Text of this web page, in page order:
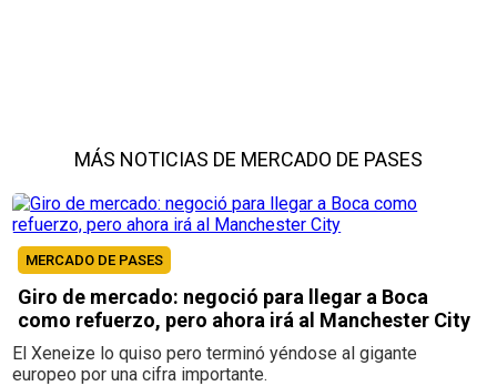
MÁS NOTICIAS DE MERCADO DE PASES
MERCADO DE PASES
Giro de mercado: negoció para llegar a Boca
como refuerzo, pero ahora irá al Manchester City
El Xeneize lo quiso pero terminó yéndose al gigante
europeo por una cifra importante.